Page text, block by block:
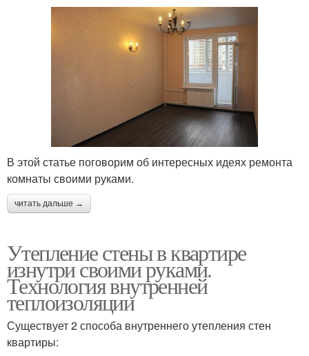
В этой статье поговорим об интересных идеях ремонта
комнаты своими руками.
читать дальше →
Утепление стены в квартире
изнутри своими руками.
Технология внутренней
теплоизоляции
Существует 2 способа внутреннего утепления стен
квартиры: